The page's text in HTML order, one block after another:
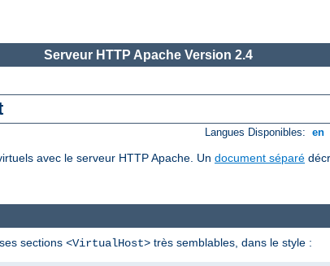
Serveur HTTP Apache Version 2.4
Langues Disponibles: en
avec le serveur HTTP Apache. Un document séparé
sections <VirtualHost> très semblables, dans le style :